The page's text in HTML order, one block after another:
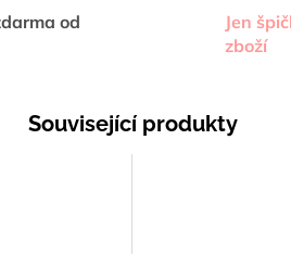
od
Jen
zboží
Související produkty